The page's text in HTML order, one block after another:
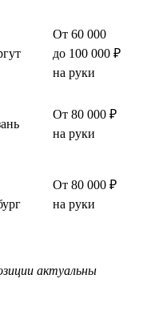
От 60 000
до 100 000 ₽
на руки
От 80 000 ₽
на руки
От 80 000 ₽
на руки
актуальны